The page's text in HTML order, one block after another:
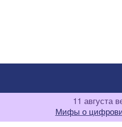
11 августа
Мифы о